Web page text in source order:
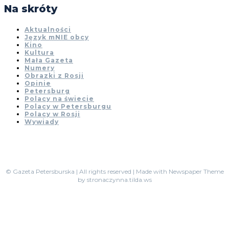
Na skróty
Aktualności
Język mNIE obcy
Kino
Kultura
Mała Gazeta
Numery
Obrazki z Rosji
Opinie
Petersburg
Polacy na świecie
Polacy w Petersburgu
Polacy w Rosji
Wywiady
© Gazeta Petersburska | All rights reserved | Made with Newspaper Theme
by stronaczynna.tilda.ws